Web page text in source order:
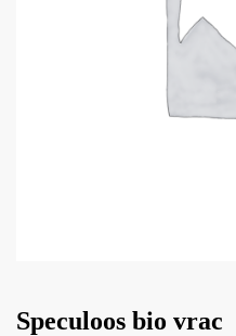
Speculoos bio vrac